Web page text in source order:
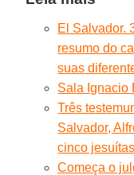
El Salvador.
resumo do
suas
Sala Ignacio
Três
Salvador,
cinco
Começa o